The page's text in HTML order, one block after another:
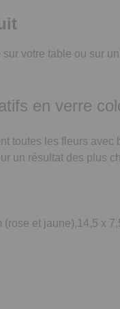
sur votre table ou sur
en verre
toutes les fleurs avec
un résultat des plus
et jaune),14,5 x